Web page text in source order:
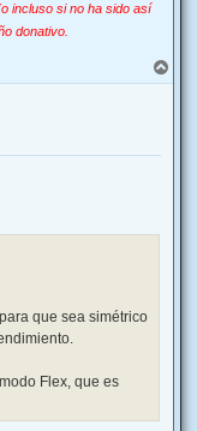
incluso si no ha sido así
donativo.
r
que sea simétrico
Flex, que es